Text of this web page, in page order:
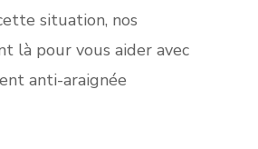
situation, nos
là pour vous aider avec
anti-araignée